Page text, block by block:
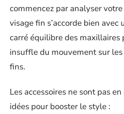
commencez par analyser
visage fin s’accorde bien avec
carré équilibre des maxillaires
insuffle du mouvement sur
fins.
Les accessoires ne sont pas
idées pour booster le style :